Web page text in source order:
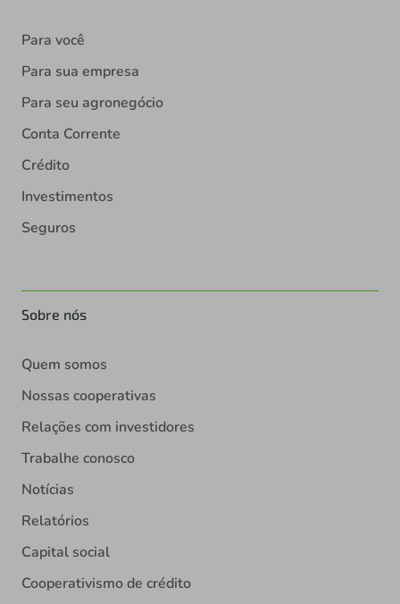
Para você
Para sua empresa
Para seu agronegócio
Conta Corrente
Crédito
Investimentos
Seguros
Sobre nós
Quem somos
Nossas cooperativas
Relações com investidores
Trabalhe conosco
Notícias
Relatórios
Capital social
Cooperativismo de crédito